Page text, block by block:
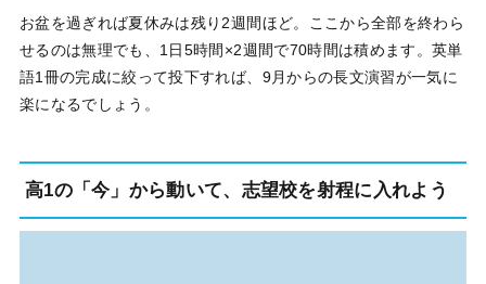
お盆を過ぎれば夏休みは残り2週間ほど。ここから全部を終わら
せるのは無理でも、1日5時間×2週間で70時間は積めます。英単
語1冊の完成に絞って投下すれば、9月からの長文演習が一気に
楽になるでしょう。
高1の「今」から動いて、志望校を射程に入れよう